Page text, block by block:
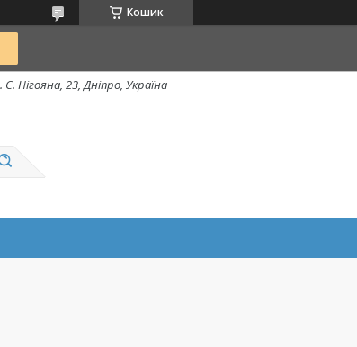
Кошик
С. Нігояна, 23, Дніпро, Україна